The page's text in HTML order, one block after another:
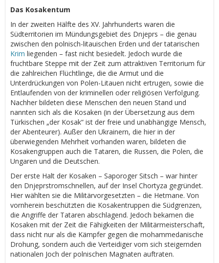
Das Kosakentum
In der zweiten Hälfte des XV. Jahrhunderts waren die
Südterritorien im Mündungsgebiet des Dnjeprs – die genau
zwischen den polnisch-litauischen Erden und der tatarischen
Krim liegenden – fast nicht besiedelt. Jedoch wurde die
fruchtbare Steppe mit der Zeit zum attraktiven Territorium für
die zahlreichen Flüchtlinge, die die Armut und die
Unterdrückungen von Polen-Litauen nicht ertrugen, sowie die
Entlaufenden von der kriminellen oder religiösen Verfolgung.
Nachher bildeten diese Menschen den neuen Stand und
nannten sich als die Kosaken (in der Übersetzung aus dem
Türkischen „der Kosak“ ist der freie und unabhängige Mensch,
der Abenteurer). Außer den Ukrainern, die hier in der
überwiegenden Mehrheit vorhanden waren, bildeten die
Kosakengruppen auch die Tataren, die Russen, die Polen, die
Ungaren und die Deutschen.
Der erste Halt der Kosaken – Saporoger Sitsch – war hinter
den Dnjeprstromschnellen, auf der Insel Chortyza gegründet.
Hier wählten sie die Militärvorgesetzten – die Hetmane. Von
vornherein beschützten die Kosakentruppen die Südgrenzen,
die Angriffe der Tataren abschlagend. Jedoch bekamen die
Kosaken mit der Zeit die Fähigkeiten der Militärmeisterschaft,
dass nicht nur als die Kämpfer gegen die mohammedanische
Drohung, sondern auch die Verteidiger vom sich steigernden
nationalen Joch der polnischen Magnaten auftraten.